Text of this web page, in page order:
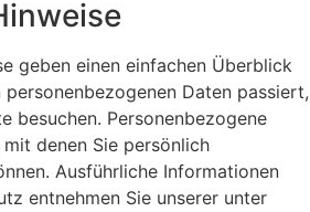
geben einen einfachen Überblick
Daten passiert,
besuchen. Personenbezogene
denen Sie persönlich
Ausführliche Informationen
entnehmen Sie unserer unter